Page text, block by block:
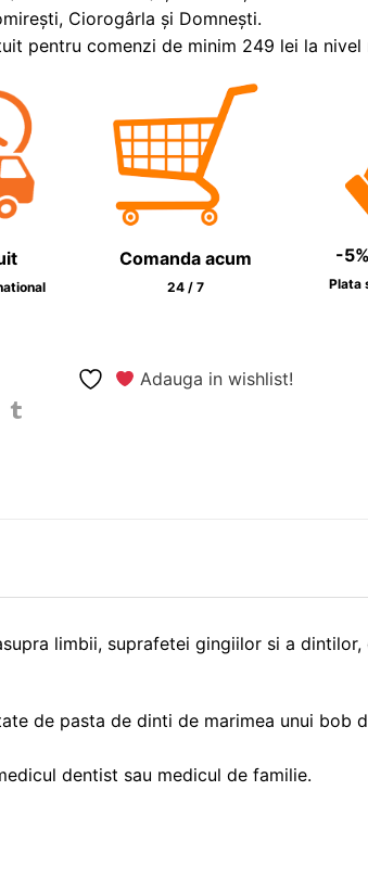
Ciorogârla și Domnești.
pentru comenzi de minim 249 lei la nivel
Comanda acum
24 / 7
-
Plata
Adauga in wishlist!
limbii, suprafetei gingiilor si a dintilor,
de pasta de dinti de marimea unui bob
dentist sau medicul de familie.